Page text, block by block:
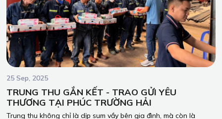
25 Sep, 2025
TRUNG THU GẮN KẾT - TRAO GỬI YÊU
THƯƠNG TẠI PHÚC TRƯỜNG HẢI
Trung thu không chỉ là dịp sum vầy bên gia đình, mà còn là